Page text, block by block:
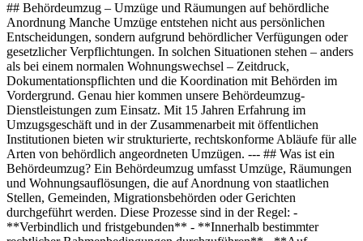
## Behördeumzug – Umzüge und Räumungen auf behördliche
Anordnung Manche Umzüge entstehen nicht aus persönlichen
Entscheidungen, sondern aufgrund behördlicher Verfügungen oder
gesetzlicher Verpflichtungen. In solchen Situationen stehen – anders
als bei einem normalen Wohnungswechsel – Zeitdruck,
Dokumentationspflichten und die Koordination mit Behörden im
Vordergrund. Genau hier kommen unsere Behördeumzug-
Dienstleistungen zum Einsatz. Mit 15 Jahren Erfahrung im
Umzugsgeschäft und in der Zusammenarbeit mit öffentlichen
Institutionen bieten wir strukturierte, rechtskonforme Abläufe für alle
Arten von behördlich angeordneten Umzügen. --- ## Was ist ein
Behördeumzug? Ein Behördeumzug umfasst Umzüge, Räumungen
und Wohnungsauflösungen, die auf Anordnung von staatlichen
Stellen, Gemeinden, Migrationsbehörden oder Gerichten
durchgeführt werden. Diese Prozesse sind in der Regel: -
**Verbindlich und fristgebunden** - **Innerhalb bestimmter